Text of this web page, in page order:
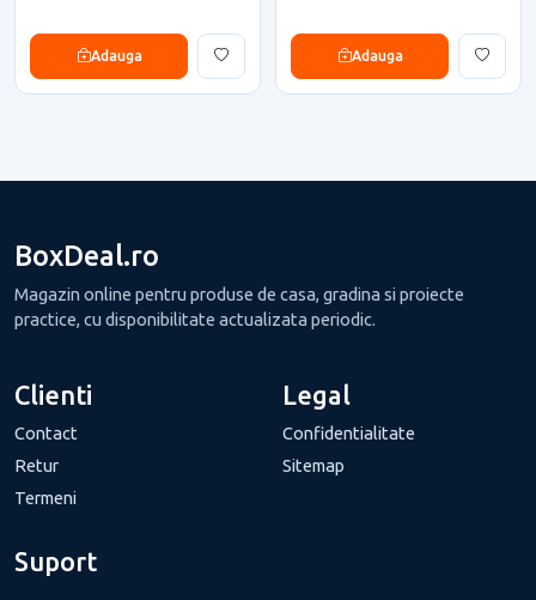
Adauga Adauga
BoxDeal.ro
Magazin online pentru produse de casa, gradina si proiecte
practice, cu disponibilitate actualizata periodic.
Clienti
Contact
Retur
Termeni
Legal
Confidentialitate
Sitemap
Suport